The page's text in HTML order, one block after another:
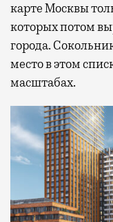
карте Москвы
которых потом
города.
место в этом
масштабах.